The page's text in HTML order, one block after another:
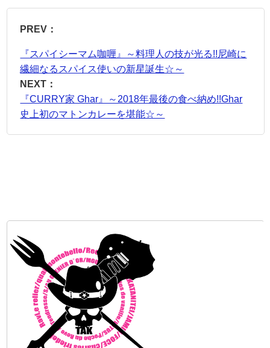
PREV：
『スパイシーマム咖喱』～料理人の技が光る!!尼崎に
繊細なるスパイス使いの新星誕生☆～
NEXT：
『CURRY家 Ghar』～2018年最後の食べ納め!!Ghar
史上初のマトンカレーを堪能☆～